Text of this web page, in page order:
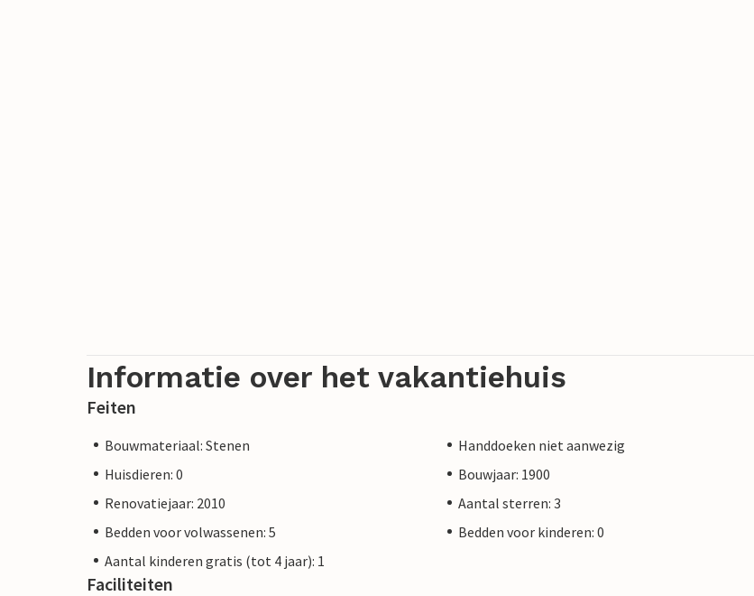
Informatie over het vakantiehuis
Feiten
Bouwmateriaal: Stenen
Handdoeken niet aanwezig
Huisdieren: 0
Bouwjaar: 1900
Renovatiejaar: 2010
Aantal sterren: 3
Bedden voor volwassenen: 5
Bedden voor kinderen: 0
Aantal kinderen gratis (tot 4 jaar): 1
Faciliteiten